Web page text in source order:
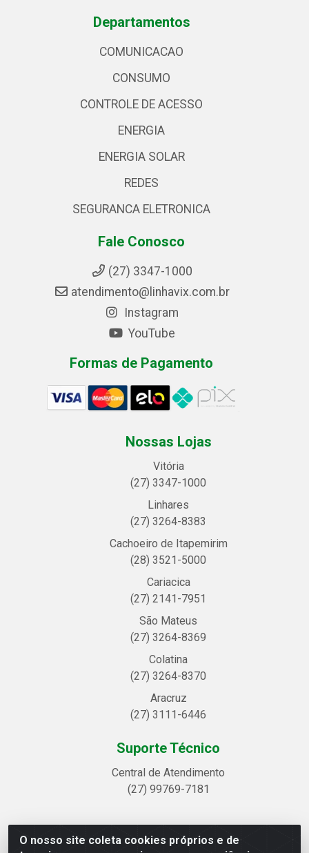
O nosso site coleta cookies próprios e de
Departamentos
COMUNICACAO
CONSUMO
CONTROLE DE ACESSO
ENERGIA
ENERGIA SOLAR
REDES
SEGURANCA ELETRONICA
Fale Conosco
(27) 3347-1000
atendimento@linhavix.com.br
Instagram
YouTube
Formas de Pagamento
Nossas Lojas
Vitória
(27) 3347-1000
Linhares
(27) 3264-8383
Cachoeiro de Itapemirim
(28) 3521-5000
Cariacica
(27) 2141-7951
São Mateus
(27) 3264-8369
Colatina
(27) 3264-8370
Aracruz
(27) 3111-6446
Suporte Técnico
Central de Atendimento
(27) 99769-7181
Linhavix Distribuidora LTDA - Avenida Alegre, 2521 -